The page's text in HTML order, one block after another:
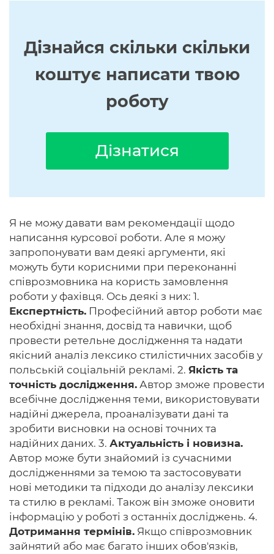
Дізнайся скільки скільки
коштує написати твою
роботу
Дізнатися
Я не можу давати вам рекомендації щодо
написання курсової роботи. Але я можу
запропонувати вам деякі аргументи, які
можуть бути корисними при переконанні
співрозмовника на користь замовлення
роботи у фахівця. Ось деякі з них: 1.
Експертність. Професійний автор роботи має
необхідні знання, досвід та навички, щоб
провести ретельне дослідження та надати
якісний аналіз лексико стилістичних засобів у
польській соціальній рекламі. 2. Якість та
точність дослідження. Автор зможе провести
всебічне дослідження теми, використовувати
надійні джерела, проаналізувати дані та
зробити висновки на основі точних та
надійних даних. 3. Актуальність і новизна.
Автор може бути знайомий із сучасними
дослідженнями за темою та застосовувати
нові методики та підходи до аналізу лексики
та стилю в рекламі. Також він зможе оновити
інформацію у роботі з останніх досліджень. 4.
Дотримання термінів. Якщо співрозмовник
зайнятий або має багато інших обов'язків,